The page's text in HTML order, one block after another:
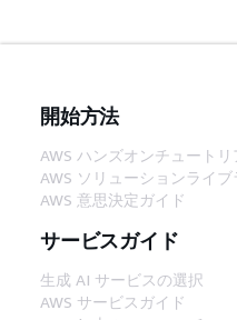
開始方法
AWS ハンズオンチュートリ
AWS ソリューションライブ
AWS 意思決定ガイド
サービスガイド
生成 AI サービスの選択
AWS サービスガイド